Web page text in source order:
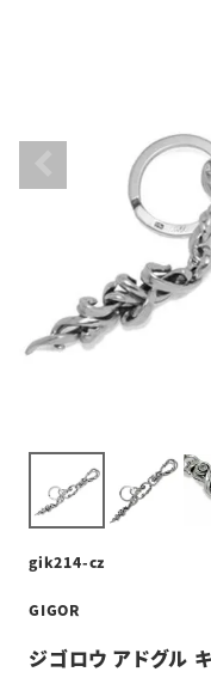
gik214-cz
GIGOR
ジゴロウ アドグル